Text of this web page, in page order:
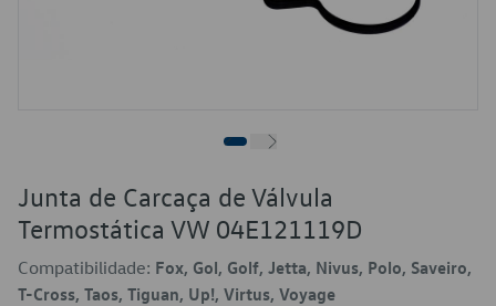
Junta de Carcaça de Válvula
Termostática VW 04E121119D
Compatibilidade: Fox, Gol, Golf, Jetta, Nivus, Polo, Saveiro,
T-Cross, Taos, Tiguan, Up!, Virtus, Voyage